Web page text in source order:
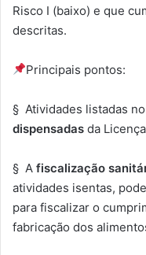
Risco I (baixo) e que
descritas.
Principais pontos:
§ Atividades listadas
dispensadas da
§ A fiscalização
atividades isentas,
para fiscalizar o
fabricação dos